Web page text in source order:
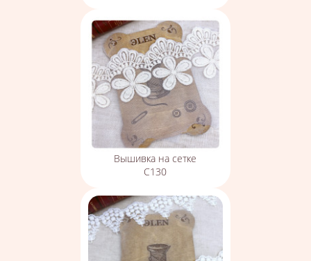
Вышивка на сетке
С130